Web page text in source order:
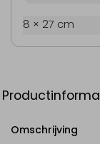
8 × 27 cm
Omschrijving